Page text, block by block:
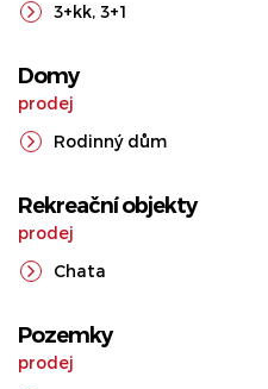
3+kk, 3+1
Domy
prodej
Rodinný dům
Rekreační objekty
prodej
Chata
Pozemky
prodej